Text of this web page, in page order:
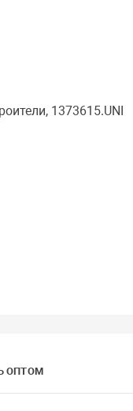
ОПТОМ